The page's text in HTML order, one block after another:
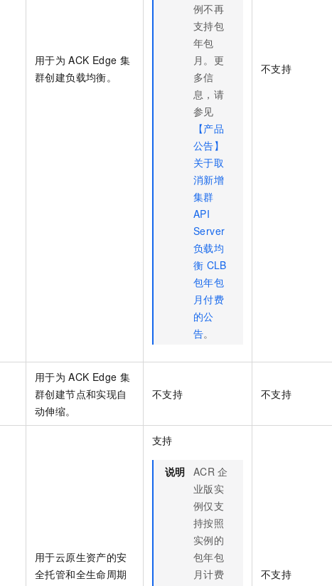
用于为 ACK Edge 集
群创建负载均衡。
例不再
支持包
年包
月。更
多信
息，请
参见
【产品
公告】
关于取
消新增
集群
API
Server
负载均
衡 CLB
包年包
月付费
的公
告。
不支持
用于为 ACK Edge 集
群创建节点和实现自
动伸缩。
不支持 不支持
用于云原生资产的安
全托管和全生命周期
支持
说明 ACR 企
业版实
例仅支
持按照
实例的
包年包
月计费
不支持